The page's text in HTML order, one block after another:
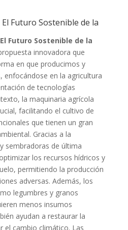
Futuro Sostenible de la
Futuro Sostenible de la
innovadora que
en que producimos y
enfocándose en la agricultura
de tecnologías
la maquinaria agrícola
facilitando el cultivo de
que tienen un gran
Gracias a la
sembradoras de última
los recursos hídricos y
permitiendo la producción
adversas. Además, los
legumbres y granos
menos insumos
ayudan a restaurar la
el cambio climático. Las